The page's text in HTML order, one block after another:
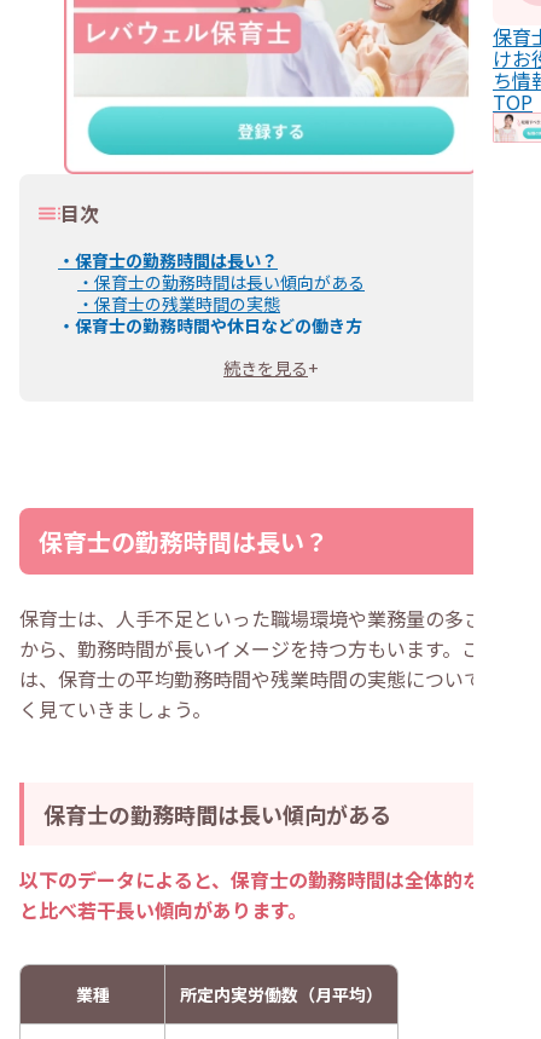
保育
けお
ち情
TOP
目次
・ 保育士の勤務時間は長い？
・ 保育士の勤務時間は長い傾向がある
・ 保育士の残業時間の実態
・ 保育士の勤務時間や休日などの働き方
・長時間勤務の原因を整理する
・解決が難しい場合は転職を検討する
・ 勤務時間の長さに悩む保育士が転職を成功させるコツ
・小規模保育園の求人をチェックしてみる
・派遣やパートなどの雇用形態を検討してみる
・ 保育専門の転職エージェントに相談する
・ 保育士の勤務時間に関するよくある質問
・まとめ
続きを見る+
保育士の勤務時間は長い？
保育士は、人手不足といった職場環境や業務量の多さなど
から、勤務時間が長いイメージを持つ方もいます。ここで
は、保育士の平均勤務時間や残業時間の実態について詳し
く見ていきましょう。
保育士の勤務時間は長い傾向がある
以下のデータによると、保育士の勤務時間は全体的な平均
と比べ若干長い傾向があります。
業種 所定内実労働数（月平均）